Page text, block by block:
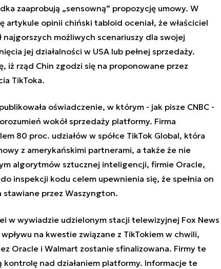
zaaprobują „sensowną” propozycję umowy. W
artykule opinii chiński tabloid oceniał, że właściciel
najgorszych możliwych scenariuszy dla swojej
jej działalności w USA lub pełnej sprzedaży.
iż rząd Chin zgodzi się na proponowane przez
TikToka.
oświadczenie, w którym - jak pisze CNBC -
wokół sprzedaży platformy. Firma
80 proc. udziałów w spółce TikTok Global, która
z amerykańskimi partnerami, a także że nie
algorytmów sztucznej inteligencji, firmie Oracle,
inspekcji kodu celem upewnienia się, że spełnia on
przez Waszyngton.
w wywiadzie udzielonym stacji telewizyjnej Fox News
na kwestie związane z TikTokiem w chwili,
Oracle i Walmart zostanie sfinalizowana. Firmy te
kontrolę nad działaniem platformy. Informacje te